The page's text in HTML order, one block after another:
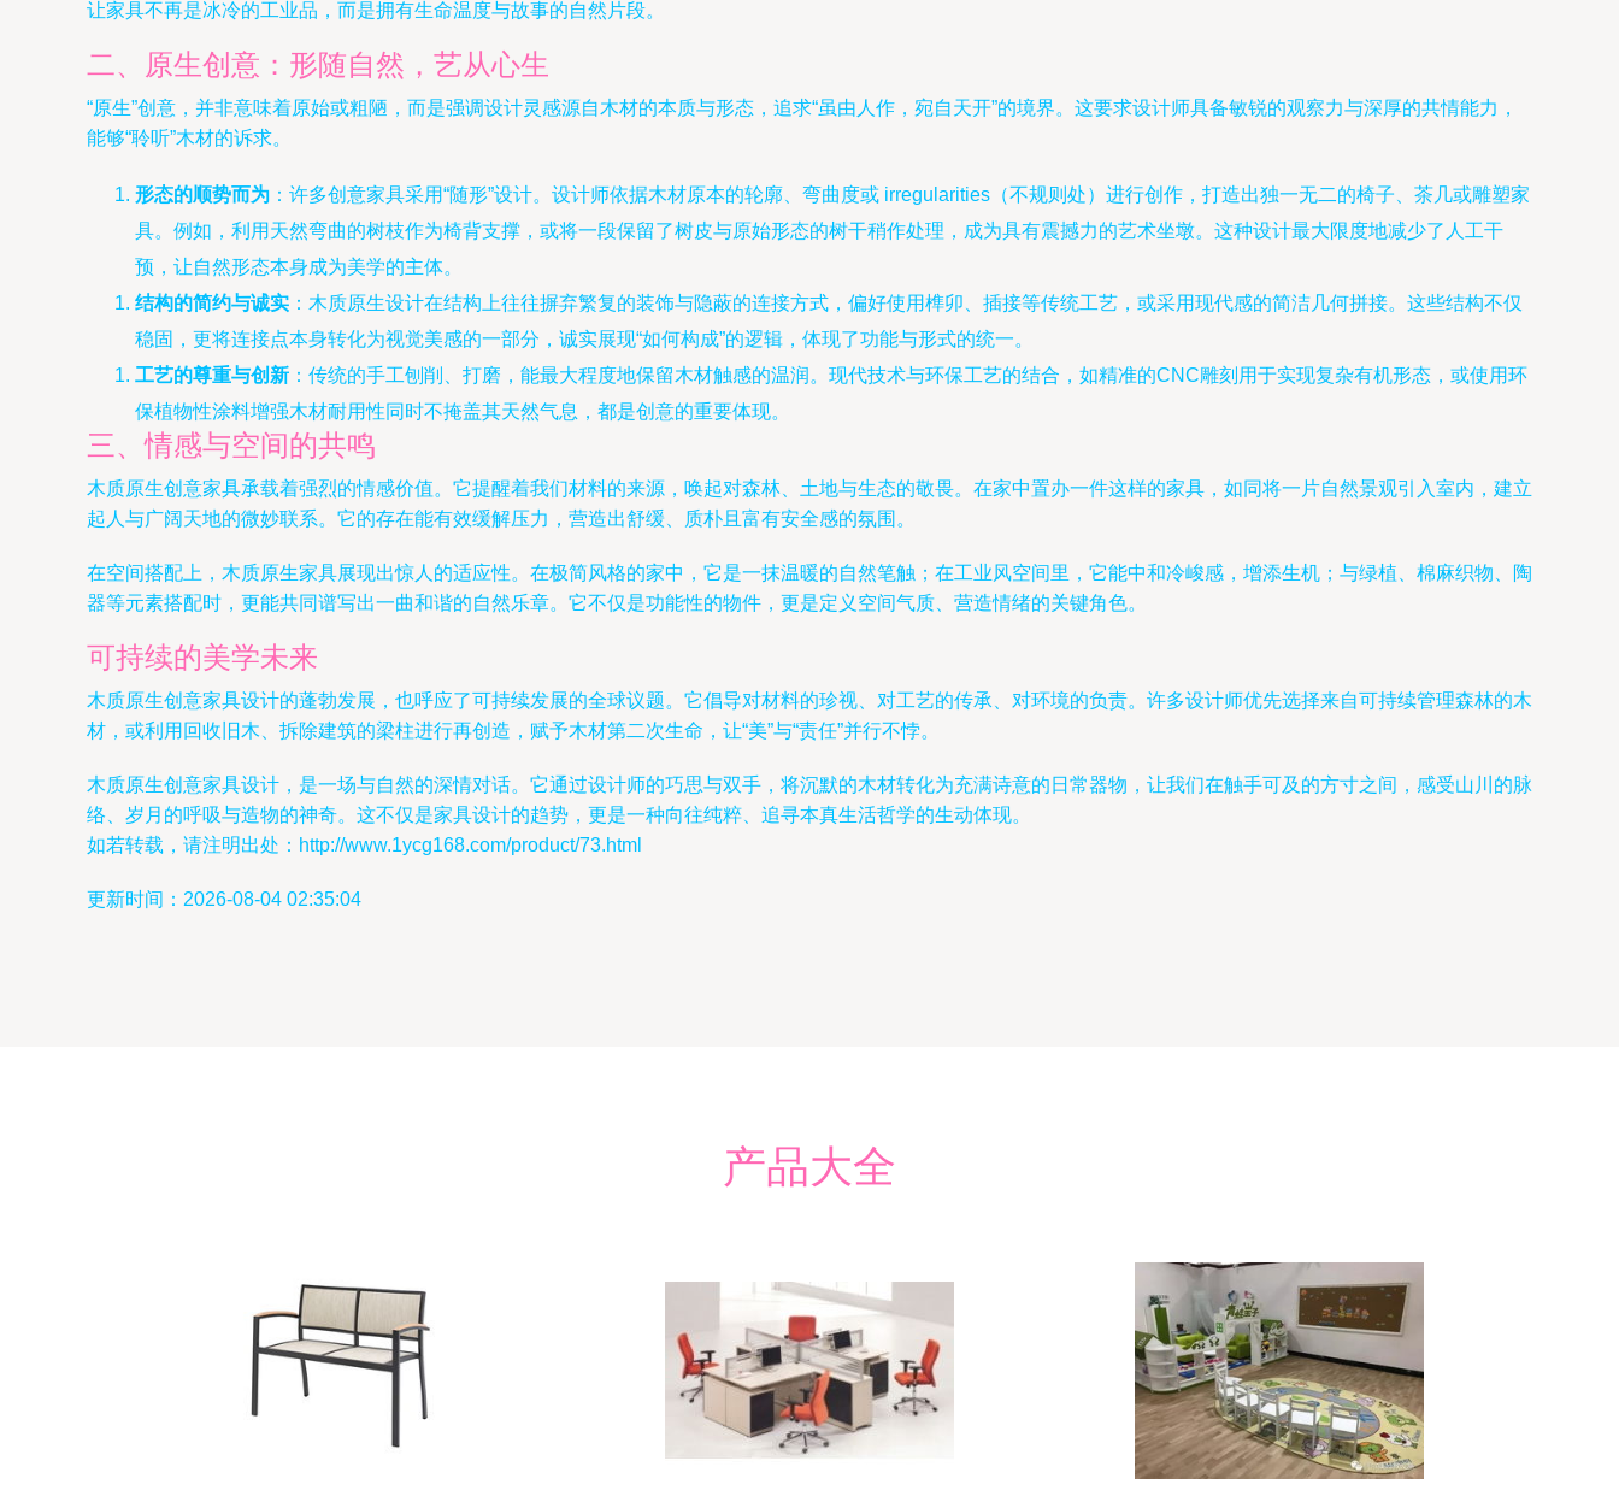
让家具不再是冰冷的工业品，而是拥有生命温度与故事的自然片段。
二、原生创意：形随自然，艺从心生
“原生”创意，并非意味着原始或粗陋，而是强调设计灵感源自木材的本质与形态，追求“虽由人作，宛自天开”的境界。这要求设计师具备敏锐的观察力与深厚的共情能力，
能够“聆听”木材的诉求。
形态的顺势而为 ：许多创意家具采用“随形”设计。设计师依据木材原本的轮廓、弯曲度或 irregularities（不规则处）进行创作，打造出独一无二的椅子、茶几或雕塑家
具。例如，利用天然弯曲的树枝作为椅背支撑，或将一段保留了树皮与原始形态的树干稍作处理，成为具有震撼力的艺术坐墩。这种设计最大限度地减少了人工干
预，让自然形态本身成为美学的主体。
结构的简约与诚实 ：木质原生设计在结构上往往摒弃繁复的装饰与隐蔽的连接方式，偏好使用榫卯、插接等传统工艺，或采用现代感的简洁几何拼接。这些结构不仅
稳固，更将连接点本身转化为视觉美感的一部分，诚实展现“如何构成”的逻辑，体现了功能与形式的统一。
工艺的尊重与创新 ：传统的手工刨削、打磨，能最大程度地保留木材触感的温润。现代技术与环保工艺的结合，如精准的CNC雕刻用于实现复杂有机形态，或使用环
保植物性涂料增强木材耐用性同时不掩盖其天然气息，都是创意的重要体现。
三、情感与空间的共鸣
木质原生创意家具承载着强烈的情感价值。它提醒着我们材料的来源，唤起对森林、土地与生态的敬畏。在家中置办一件这样的家具，如同将一片自然景观引入室内，建立
起人与广阔天地的微妙联系。它的存在能有效缓解压力，营造出舒缓、质朴且富有安全感的氛围。
在空间搭配上，木质原生家具展现出惊人的适应性。在极简风格的家中，它是一抹温暖的自然笔触；在工业风空间里，它能中和冷峻感，增添生机；与绿植、棉麻织物、陶
器等元素搭配时，更能共同谱写出一曲和谐的自然乐章。它不仅是功能性的物件，更是定义空间气质、营造情绪的关键角色。
可持续的美学未来
木质原生创意家具设计的蓬勃发展，也呼应了可持续发展的全球议题。它倡导对材料的珍视、对工艺的传承、对环境的负责。许多设计师优先选择来自可持续管理森林的木
材，或利用回收旧木、拆除建筑的梁柱进行再创造，赋予木材第二次生命，让“美”与“责任”并行不悖。
木质原生创意家具设计，是一场与自然的深情对话。它通过设计师的巧思与双手，将沉默的木材转化为充满诗意的日常器物，让我们在触手可及的方寸之间，感受山川的脉
络、岁月的呼吸与造物的神奇。这不仅是家具设计的趋势，更是一种向往纯粹、追寻本真生活哲学的生动体现。
如若转载，请注明出处：http://www.1ycg168.com/product/73.html
更新时间：2026-08-04 02:35:04
产品大全